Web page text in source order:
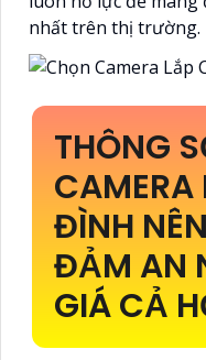
nhất trên thị trường.
THÔNG
CAMERA
ĐÌNH
ĐẢM AN
GIÁ CẢ